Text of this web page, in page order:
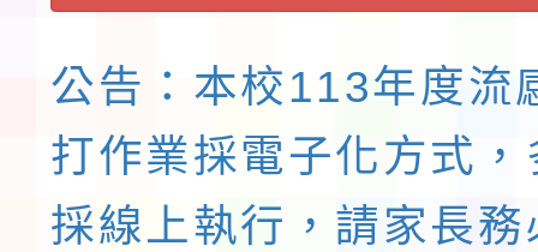
公告：本校113年度流
打作業採電子化方式
採線上執行，請家長務